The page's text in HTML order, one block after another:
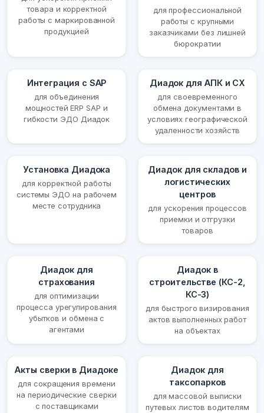
товара и корректной
работы с маркированной
продукцией
для профессиональной
работы с крупными
заказчиками без лишней
бюрократии
Интеграция с SAP
для объединения
мощностей ERP SAP и
гибкости ЭДО Диадок
Диадок для АПК и СХ
для своевременного
обмена документами в
условиях географической
удаленности хозяйств
Установка Диадока
для корректной работы
системы ЭДО на рабочем
месте сотрудника
Диадок для складов и
логистических
центров
для ускорения процессов
приемки и отгрузки
товаров
Диадок для
страхования
для оптимизации
процесса урегулирования
убытков и обмена с
агентами
Диадок в
строительстве (КС-2,
КС-3)
для быстрого визирования
актов выполненных работ
на объектах
Акты сверки в Диадоке
для сокращения времени
на периодические сверки
с поставщиками
Диадок для
таксопарков
для массовой выписки
путевых листов водителям